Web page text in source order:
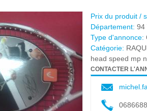
Prix du produit /
Département: 94
Type d'annonce:
Catégorie:
head speed mp
CONTACTER